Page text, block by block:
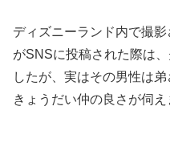
ディズニーランド内で撮
がSNSに投稿された際は
したが、実はその男性は弟
きょうだい仲の良さが伺え